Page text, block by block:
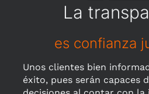
La
es confianza
Unos clientes bien
éxito, pues serán capaces